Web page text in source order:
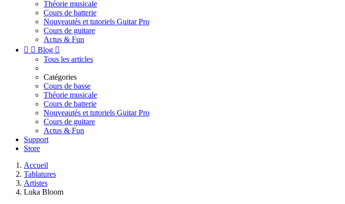
Théorie musicale
Cours de batterie
Nouveautés et tutoriels Guitar Pro
Cours de guitare
Actus & Fun
  Blog 
Tous les articles
Catégories
Cours de basse
Théorie musicale
Cours de batterie
Nouveautés et tutoriels Guitar Pro
Cours de guitare
Actus & Fun
Support
Store
Accueil
Tablatures
Artistes
Luka Bloom